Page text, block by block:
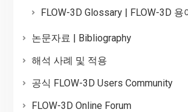
FLOW-3D Glossary | FLOW-3D 용
논문자료 | Bibliography
해석 사례 및 적용
공식 FLOW-3D Users Community
FLOW-3D Online Forum